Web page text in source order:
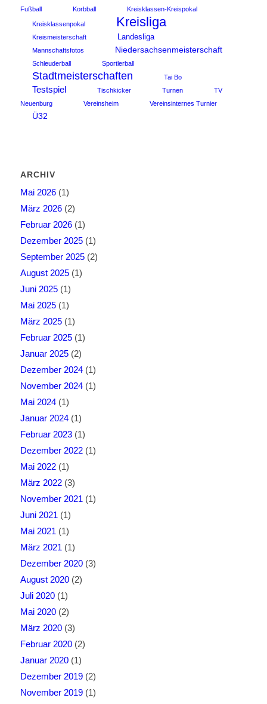
Fußball
Korbball Kreisklassen-Kreispokal
Kreisklassenpokal Kreisliga
Kreismeisterschaft Landesliga
Mannschaftsfotos Niedersachsenmeisterschaft
Schleuderball Sportlerball
Stadtmeisterschaften Tai Bo
Testspiel Tischkicker Turnen
TV
Neuenburg
Vereinsheim Vereinsinternes Turnier
Ü32
ARCHIV
Mai 2026(1)
März 2026(2)
Februar 2026(1)
Dezember 2025(1)
September 2025(2)
August 2025(1)
Juni 2025(1)
Mai 2025(1)
März 2025(1)
Februar 2025(1)
Januar 2025(2)
Dezember 2024(1)
November 2024(1)
Mai 2024(1)
Januar 2024(1)
Februar 2023(1)
Dezember 2022(1)
Mai 2022(1)
März 2022(3)
November 2021 (1)
Juni 2021 (1)
Mai 2021 (1)
März 2021 (1)
Dezember 2020(3)
August 2020(2)
Juli 2020(1)
Mai 2020(2)
März 2020(3)
Februar 2020(2)
Januar 2020(1)
Dezember 2019(2)
November 2019(1)